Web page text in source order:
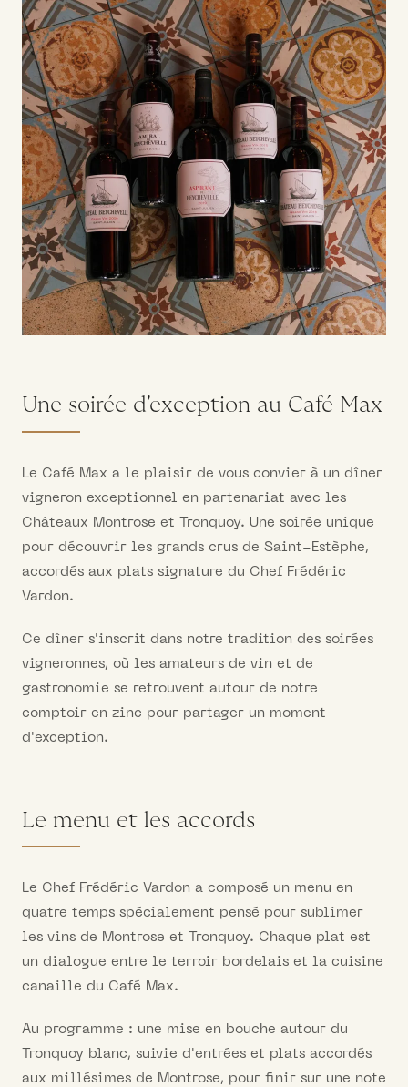
Une soirée d'exception au Café Max
Le Café Max a le plaisir de vous convier à un dîner
vigneron exceptionnel en partenariat avec les
Châteaux Montrose et Tronquoy. Une soirée unique
pour découvrir les grands crus de Saint-Estèphe,
accordés aux plats signature du Chef Frédéric
Vardon.
Ce dîner s'inscrit dans notre tradition des soirées
vigneronnes, où les amateurs de vin et de
gastronomie se retrouvent autour de notre
comptoir en zinc pour partager un moment
d'exception.
Le menu et les accords
Le Chef Frédéric Vardon a composé un menu en
quatre temps spécialement pensé pour sublimer
les vins de Montrose et Tronquoy. Chaque plat est
un dialogue entre le terroir bordelais et la cuisine
canaille du Café Max.
Au programme : une mise en bouche autour du
Tronquoy blanc, suivie d'entrées et plats accordés
aux millésimes de Montrose, pour finir sur une note